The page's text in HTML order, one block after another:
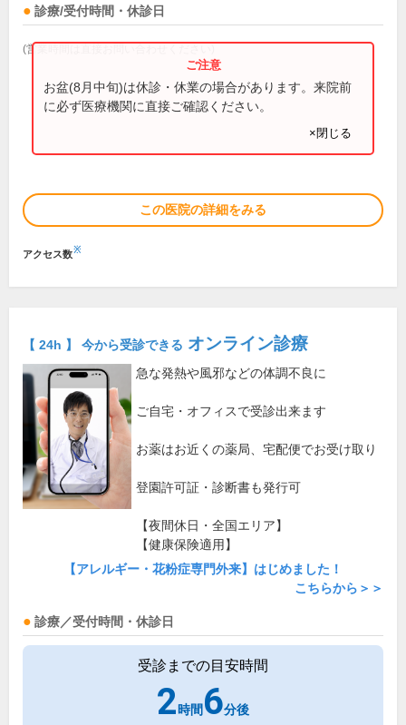
診療/受付時間・休診日
(営業時間は直接お問い合わせください)
お盆(8月中旬)は休診・休業の場合があります。来院前
に必ず医療機関に直接ご確認ください。
×閉じる
この医院の詳細をみる
アクセス数※
【 24h 】 今から受診できる オンライン診療
急な発熱や風邪などの体調不良に
ご自宅・オフィスで受診出来ます
お薬はお近くの薬局、宅配便でお受け取り
登園許可証・診断書も発行可
【夜間休日・全国エリア】
【健康保険適用】
【アレルギー・花粉症専門外来】はじめました！
こちらから＞＞
診療／受付時間・休診日
受診までの目安時間
2時間 6分後